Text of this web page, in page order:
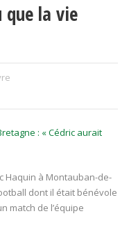
la vie
: « Cédric aurait
Haquin à Montauban-de-
dont il était bénévole
match de l’équipe